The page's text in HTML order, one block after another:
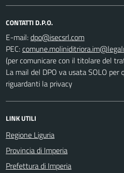
CONTATTI D.P.O.
E-mail:
PEC:
(per comunicare con il titolare del
La mail del DPO va usata SOLO per
riguardanti la privacy
LINK UTILI
Regione Liguria
Provincia di Imperia
Prefettura di Imperia